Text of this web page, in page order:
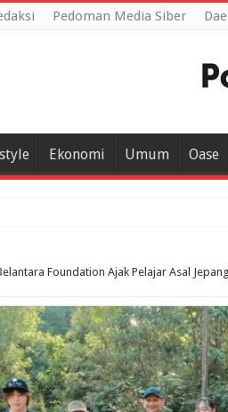
Pedoman Media Siber
Ekonomi Umum Oase
Foundation Ajak Pelajar Asal